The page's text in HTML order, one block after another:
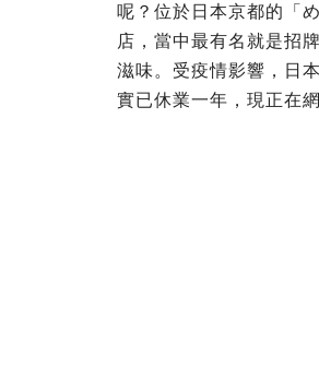
呢？位於日本京都的「
店，當中最有名就是招
滋味。受疫情影響，日
實已休業一年，現正在